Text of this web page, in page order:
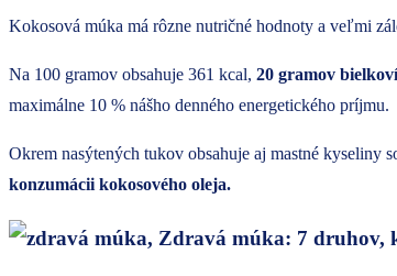
Kokosová múka má rôzne nutričné hodnoty a veľmi
Na 100 gramov obsahuje 361 kcal, 20 gramov
maximálne 10 % nášho denného energetického príjmu.
Okrem nasýtených tukov obsahuje aj mastné kyseliny
konzumácii kokosového oleja.